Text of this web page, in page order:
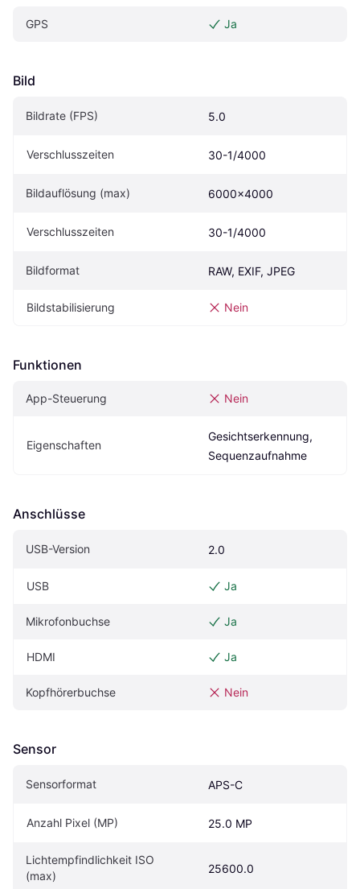
GPS Ja
Bild
Bildrate (FPS) 5.0
Verschlusszeiten 30-1/4000
Bildauflösung (max) 6000x4000
Verschlusszeiten 30-1/4000
Bildformat RAW, EXIF, JPEG
Bildstabilisierung Nein
Funktionen
App-Steuerung Nein
Eigen­schaften
Gesichtserkennung,
Sequenzaufnahme
Anschlüsse
USB-Version 2.0
USB Ja
Mikrofonbuchse Ja
HDMI Ja
Kopfhörerbuchse Nein
Sensor
Sensorformat APS-C
Anzahl Pixel (MP) 25.0 MP
Lichtempfindlichkeit ISO
(max)
25600.0